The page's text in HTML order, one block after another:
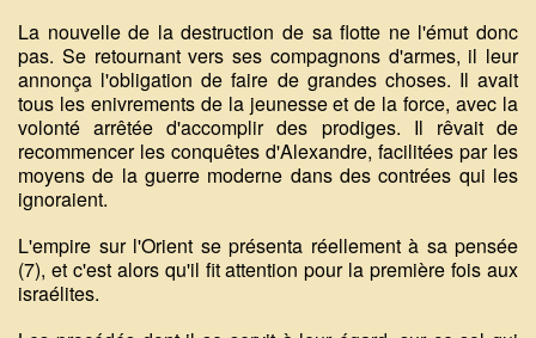
La nouvelle de la destruction de sa flotte ne l'émut donc
pas. Se retournant vers ses compagnons d'armes, il leur
annonça l'obligation de faire de grandes choses. Il avait
tous les enivrements de la jeunesse et de la force, avec la
volonté arrêtée d'accomplir des prodiges. Il rêvait de
recommencer les conquêtes d'Alexandre, facilitées par les
moyens de la guerre moderne dans des contrées qui les
ignoraient.
L'empire sur l'Orient se présenta réellement à sa pensée
(7), et c'est alors qu'il fit attention pour la première fois aux
israélites.